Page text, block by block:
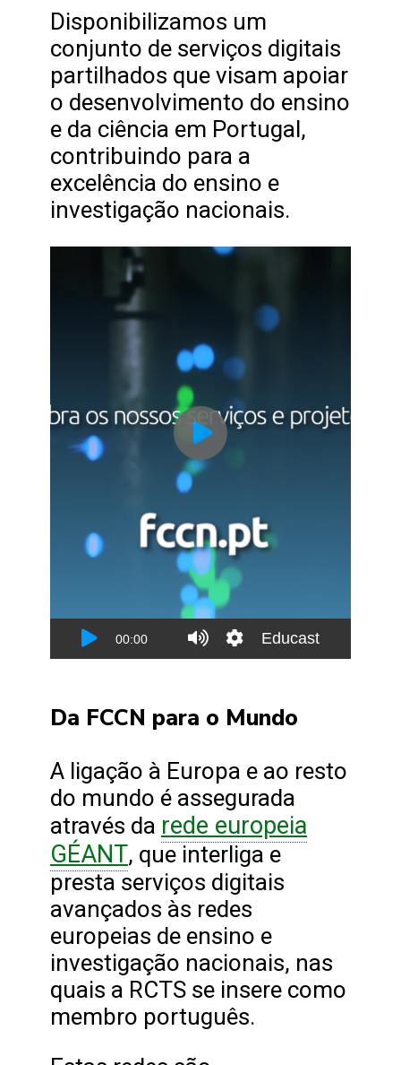
Disponibilizamos um
conjunto de serviços digitais
partilhados que visam apoiar
o desenvolvimento do ensino
e da ciência em Portugal,
contribuindo para a
excelência do ensino e
investigação nacionais.
Da FCCN para o Mundo
A ligação à Europa e ao resto
do mundo é assegurada
através da rede europeia
GÉANT, que interliga e
presta serviços digitais
avançados às redes
europeias de ensino e
investigação nacionais, nas
quais a RCTS se insere como
membro português.